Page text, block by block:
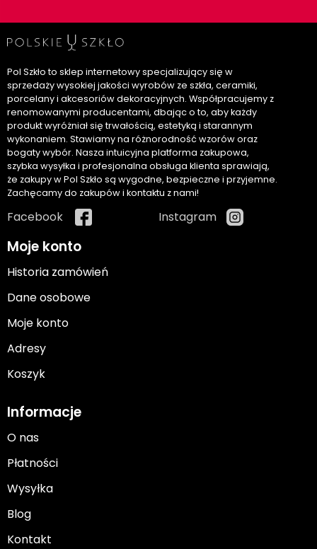
Pol Szkło to sklep internetowy specjalizujący się w
sprzedaży wysokiej jakości wyrobów ze szkła, ceramiki,
porcelany i akcesoriów dekoracyjnych. Współpracujemy z
renomowanymi producentami, dbając o to, aby każdy
produkt wyróżniał się trwałością, estetyką i starannym
wykonaniem. Stawiamy na różnorodność wzorów oraz
bogaty wybór. Nasza intuicyjna platforma zakupowa,
szybka wysyłka i profesjonalna obsługa klienta sprawiają,
że zakupy w Pol Szkło są wygodne, bezpieczne i przyjemne.
Zachęcamy do zakupów i kontaktu z nami!
Facebook Instagram
Moje konto
Historia zamówień
Dane osobowe
Moje konto
Adresy
Koszyk
Informacje
O nas
Płatności
Wysyłka
Blog
Kontakt